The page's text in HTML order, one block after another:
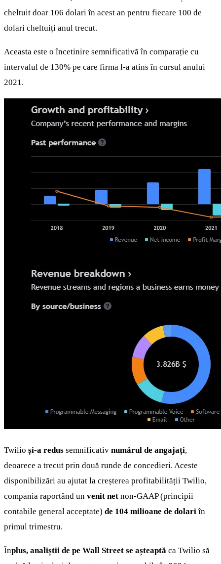
cheltuit doar 106 dolari în acest an pentru fiecare 100 de
dolari cheltuiți anul trecut.
Aceasta este o încetinire semnificativă în comparație cu
intervalul de 130% pe care firma l-a atins în cursul anului
2021.
Twilio și-a redus semnificativ numărul de angajați,
deoarece a trecut prin două runde de concedieri. Aceste
disponibilizări au ajutat la creșterea profitabilității Twilio,
compania raportând un venit net non-GAAP (principii
contabile general acceptate) de 104 milioane de dolari în
primul trimestru.
Înplus, analiștii de pe Wall Street se așteaptă ca Twilio să